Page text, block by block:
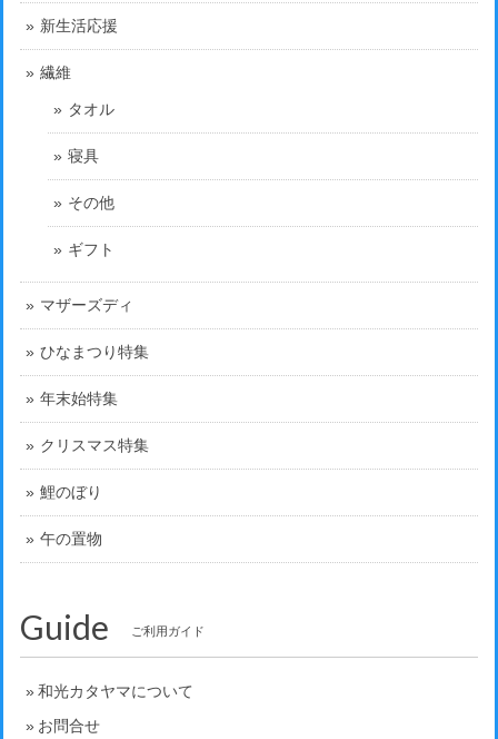
新生活応援
繊維
タオル
寝具
その他
ギフト
マザーズディ
ひなまつり特集
年末始特集
クリスマス特集
鯉のぼり
午の置物
Guide ご利用ガイド
和光カタヤマについて
お問合せ